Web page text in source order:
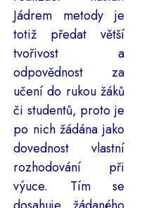
Jádrem metody je
totiž předat větší
tvořivost a
odpovědnost za
učení do rukou žáků
či studentů, proto je
po nich žádána jako
dovednost vlastní
rozhodování při
výuce. Tím se